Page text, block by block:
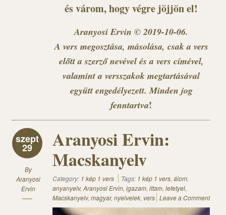
és várom, hogy végre jöjjön el!
Aranyosi Ervin © 2019-10-06.
A vers megosztása, másolása, csak a vers
előtt a szerző nevével és a vers címével,
valamint a versszakok megtartásával
együtt engedélyezett. Minden jog
fenntartva!
szept
29
By
Aranyosi
Ervin
Aranyosi Ervin:
Macskanyelv
Category: 1 kép 1 vers Tags: 1 kép 1 vers, álom,
anyanyelv, Aranyosi Ervin, igazam, ittam, lefetyel,
Macskanyelv, magyar, nyelvelek, vers Leave a Comment